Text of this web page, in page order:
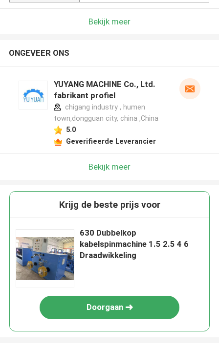
Bekijk meer
ONGEVEER ONS
YUYANG MACHINE Co., Ltd.
fabrikant profiel
chigang industry , humen
town,dongguan city, china ,China
5.0
Geverifieerde Leverancier
Bekijk meer
Krijg de beste prijs voor
630 Dubbelkop
kabelspinmachine 1.5 2.5 4 6
Draadwikkeling
Doorgaan